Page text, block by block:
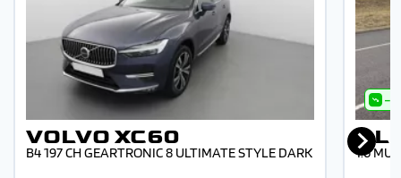
VOLVO XC60
B4 197 CH GEARTRONIC 8 ULTIMATE STYLE DARK
-
1.6